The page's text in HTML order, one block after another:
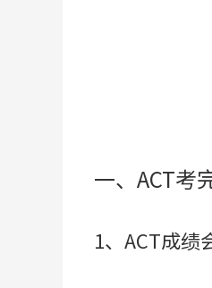
一、ACT考
1、ACT成绩